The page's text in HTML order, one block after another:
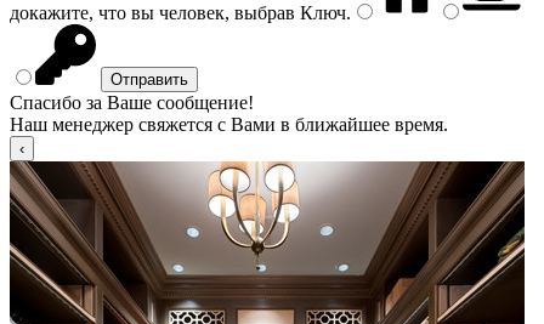
докажите, что вы человек, выбрав Ключ.
Спасибо за Ваше сообщение!
Наш менеджер свяжется с Вами в ближайшее время.